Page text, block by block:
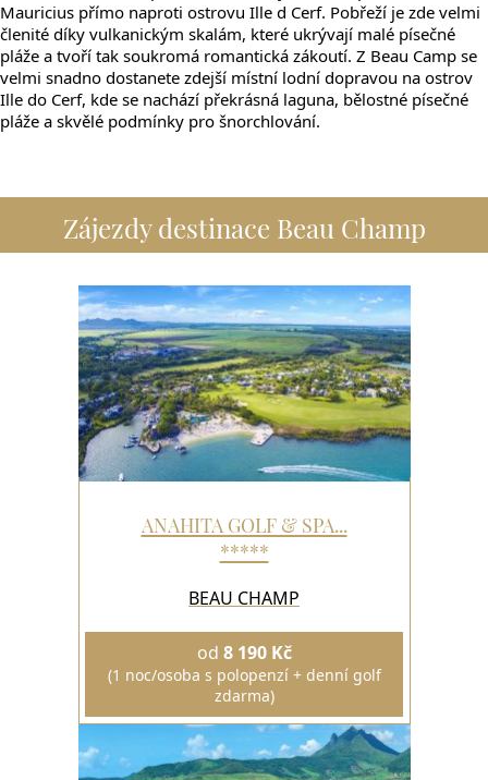
Mauricius přímo naproti ostrovu Ille d Cerf. Pobřeží je zde velmi
členité díky vulkanickým skalám, které ukrývají malé písečné
pláže a tvoří tak soukromá romantická zákoutí. Z Beau Camp se
velmi snadno dostanete zdejší místní lodní dopravou na ostrov
Ille do Cerf, kde se nachází překrásná laguna, bělostné písečné
pláže a skvělé podmínky pro šnorchlování.
Zájezdy destinace Beau Champ
ANAHITA GOLF & SPA...
*****
BEAU CHAMP
od 8 190 Kč
(1 noc/osoba s polopenzí + denní golf
zdarma)